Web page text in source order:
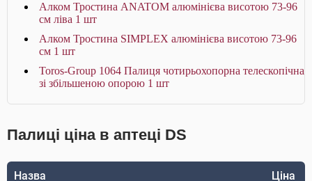
Алком Тростина ANATOM алюмінієва висотою 73-96
см ліва 1 шт
Алком Тростина SIMPLEX алюмінієва висотою 73-96
см 1 шт
Toros-Group 1064 Палиця чотирьохопорна телескопічна
зі збільшеною опорою 1 шт
Палиці ціна в аптеці DS
Назва Ціна